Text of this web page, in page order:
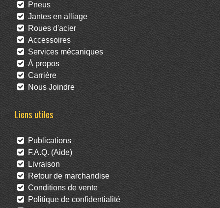
Pneus
Jantes en alliage
Roues d'acier
Accessoires
Services mécaniques
À propos
Carrière
Nous Joindre
Liens utiles
Publications
F.A.Q. (Aide)
Livraison
Retour de marchandise
Conditions de vente
Politique de confidentialité